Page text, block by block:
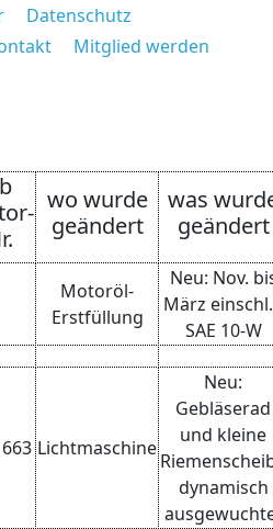
Datenschutz
Mitglied werden
wo wurde
geändert
was
geändert
Motoröl-
Erstfüllung
Neu: Nov.
März
SAE 10-W
Lichtmaschine
Neu:
Gebläserad
und kleine
dynamisch